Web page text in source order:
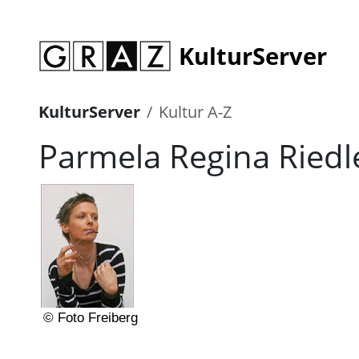
KulturServer
KulturServer Kultur A-Z
Parmela Regina
© Foto Freiberg